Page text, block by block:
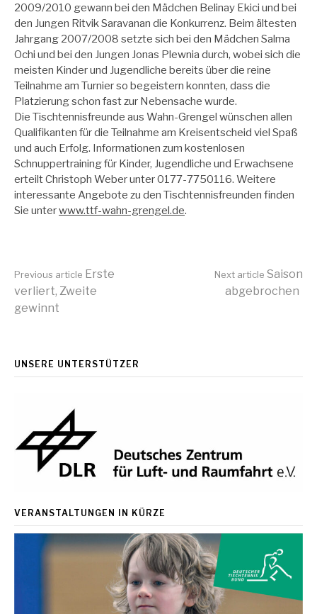
2009/2010 gewann bei den Mädchen Belinay Ekici und bei
den Jungen Ritvik Saravanan die Konkurrenz. Beim ältesten
Jahrgang 2007/2008 setzte sich bei den Mädchen Salma
Ochi und bei den Jungen Jonas Plewnia durch, wobei sich die
meisten Kinder und Jugendliche bereits über die reine
Teilnahme am Turnier so begeistern konnten, dass die
Platzierung schon fast zur Nebensache wurde.
Die Tischtennisfreunde aus Wahn-Grengel wünschen allen
Qualifikanten für die Teilnahme am Kreisentscheid viel Spaß
und auch Erfolg. Informationen zum kostenlosen
Schnuppertraining für Kinder, Jugendliche und Erwachsene
erteilt Christoph Weber unter 0177-7750116. Weitere
interessante Angebote zu den Tischtennisfreunden finden
Sie unterwww.ttf-wahn-grengel.de.
Continue
Previous article Erste
verliert, Zweite
gewinnt
Next article Saison
abgebrochen
UNSERE UNTERSTÜTZER
VERANSTALTUNGEN IN KÜRZE